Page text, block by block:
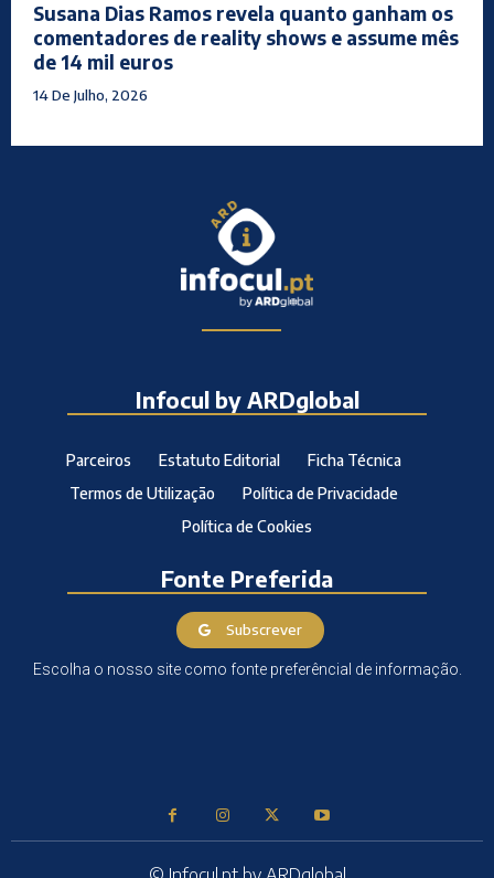
Susana Dias Ramos revela quanto ganham os
comentadores de reality shows e assume mês
de 14 mil euros
14 De Julho, 2026
Infocul by ARDglobal
Parceiros Estatuto Editorial
Ficha Técnica
Termos de Utilização
Política de Privacidade
Política de Cookies
Fonte Preferida
Subscrever
Escolha o nosso site como fonte preferêncial de informação.